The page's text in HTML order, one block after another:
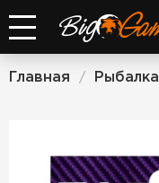
Главная / Рыбалка